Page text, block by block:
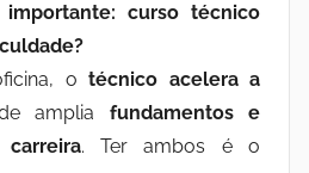
curso técnico
otécnico acelera a
amplia fundamentos e
. Ter ambos é o